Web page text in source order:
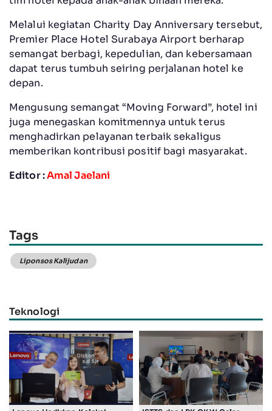
Melalui kegiatan Charity Day Anniversary tersebut,
Premier Place Hotel Surabaya Airport berharap
semangat berbagi, kepedulian, dan kebersamaan
dapat terus tumbuh seiring perjalanan hotel ke
depan.
Mengusung semangat “Moving Forward”, hotel ini
juga menegaskan komitmennya untuk terus
menghadirkan pelayanan terbaik sekaligus
memberikan kontribusi positif bagi masyarakat.
Editor :Amal Jaelani
Tags
Liponsos Kalijudan
Teknologi